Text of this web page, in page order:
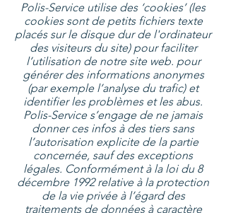
Polis-Service utilise des ‘cookies’ (les
cookies sont de petits fichiers texte
placés sur le disque dur de l'ordinateur
des visiteurs du site) pour faciliter
l’utilisation de notre site web. pour
générer des informations anonymes
(par exemple l’analyse du trafic) et
identifier les problèmes et les abus.
Polis-Service s’engage de ne jamais
donner ces infos à des tiers sans
l’autorisation explicite de la partie
concernée, sauf des exceptions
légales. Conformément à la loi du 8
décembre 1992 relative à la protection
de la vie privée à l’égard des
traitements de données à caractère